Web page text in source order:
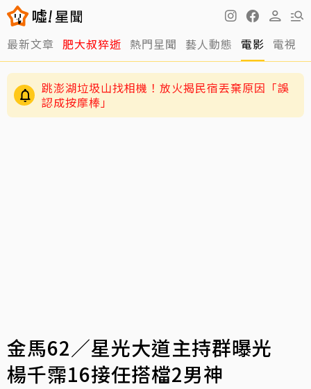
最新文章 肥大叔猝逝 熱門星聞 藝人動態 電影 電視
跳澎湖垃圾山找相機！放火揭民宿丟棄原因「誤
認成按摩棒」
金馬62／星光大道主持群曝光
楊千霈16接任搭檔2男神